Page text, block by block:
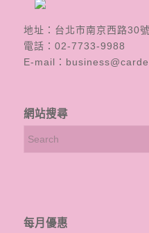
地址：台北市南京西路30
電話： 02-7733-9988
E-mail：
網站搜尋
每月優惠